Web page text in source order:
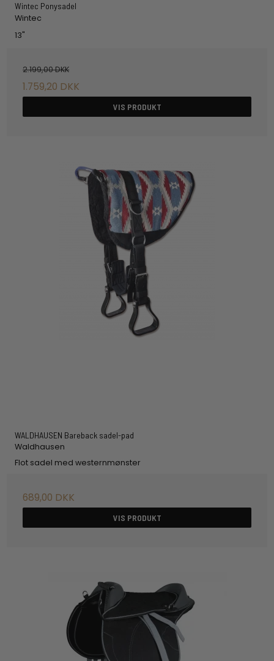
Wintec Ponysadel
Wintec
13"
2.199,00 DKK
1.759,20 DKK
VIS PRODUKT
WALDHAUSEN Bareback sadel-pad
Waldhausen
Flot sadel med westernmønster
689,00 DKK
VIS PRODUKT